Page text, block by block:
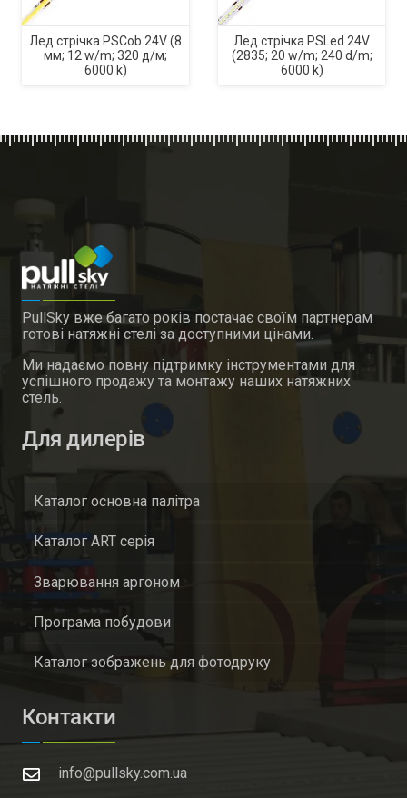
Лед стрічка PSCob 24V (8
мм; 12 w/m; 320 д/м;
6000 k)
Лед стрічка PSLed 24V
(2835; 20 w/m; 240 d/m;
6000 k)
PullSky вже багато років постачає своїм партнерам
готові натяжні стелі за доступними цінами.
Ми надаємо повну підтримку інструментами для
успішного продажу та монтажу наших натяжних
стель.
Для дилерів
Каталог основна палітра
Каталог ART серія
Зварювання аргоном
Програма побудови
Каталог зображень для фотодруку
Контакти
info@pullsky.com.ua